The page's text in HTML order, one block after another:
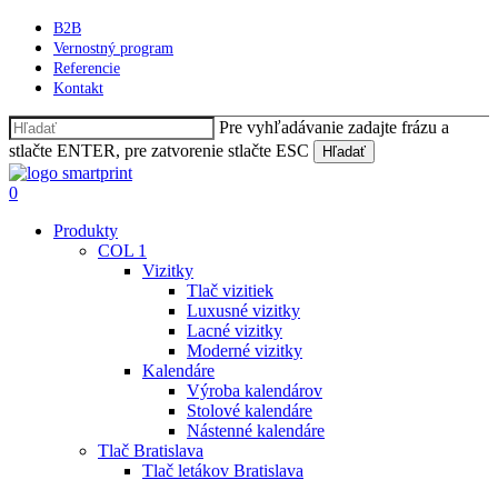
Skip
main
content
B2B
Vernostný program
Referencie
Kontakt
Pre vyhľadávanie zadajte frázu a
stlačte ENTER, pre zatvorenie stlačte ESC
Hľadať
Close
Search
Hľadať
0
Produkty
COL 1
Vizitky
Tlač vizitiek
Luxusné vizitky
Lacné vizitky
Moderné vizitky
Kalendáre
Výroba kalendárov
Stolové kalendáre
Nástenné kalendáre
Tlač Bratislava
Tlač letákov Bratislava